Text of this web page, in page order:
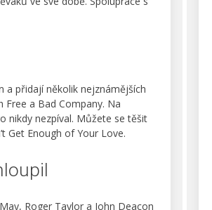
a přidají několik nejznámějších
Free a Bad Company. Na
nikdy nezpíval. Můžete se těšit
Get Enough of Your Love.
Roger Taylor a John Deacon